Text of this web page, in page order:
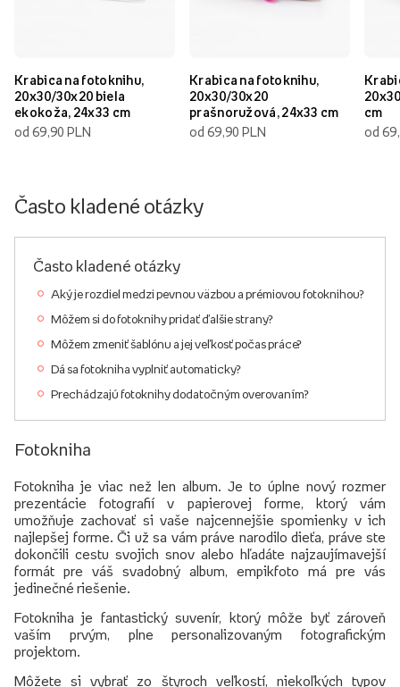
Krabica na fotoknihu,
20x30/30x20 biela
ekokoža, 24x33 cm
od 69,90 PLN
Krabica na fotoknihu,
20x30/30x20
prašnoružová, 24x33 cm
od 69,90 PLN
cm
od
Často kladené otázky
Často kladené otázky
Aký je rozdiel medzi pevnou väzbou a prémiovou fotoknihou?
Môžem si do fotoknihy pridať ďalšie strany?
Môžem zmeniť šablónu a jej veľkosť počas práce?
Dá sa fotokniha vyplniť automaticky?
Prechádzajú fotoknihy dodatočným overovaním?
Fotokniha
Fotokniha je viac než len album. Je to úplne nový rozmer
prezentácie fotografií v papierovej forme, ktorý vám
umožňuje zachovať si vaše najcennejšie spomienky v ich
najlepšej forme. Či už sa vám práve narodilo dieťa, práve ste
dokončili cestu svojich snov alebo hľadáte najzaujímavejší
formát pre váš svadobný album, empikfoto má pre vás
jedinečné riešenie.
Fotokniha je fantastický suvenír, ktorý môže byť zároveň
vaším prvým, plne personalizovaným fotografickým
projektom.
Môžete si vybrať zo štyroch veľkostí, niekoľkých typov